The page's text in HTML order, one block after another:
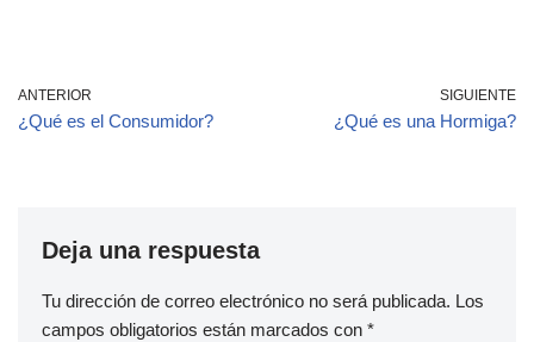
ANTERIOR
¿Qué es el Consumidor?
SIGUIENTE
¿Qué es una Hormiga?
Deja una respuesta
Tu dirección de correo electrónico no será publicada. Los
campos obligatorios están marcados con *